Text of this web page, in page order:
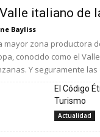
italiano de
Bayliss
mayor zona productora
conocido como el
Y seguramente las
El Código
Turismo
Actualidad